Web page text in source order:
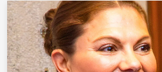
Brittiska
Norska
Danska
Spanska